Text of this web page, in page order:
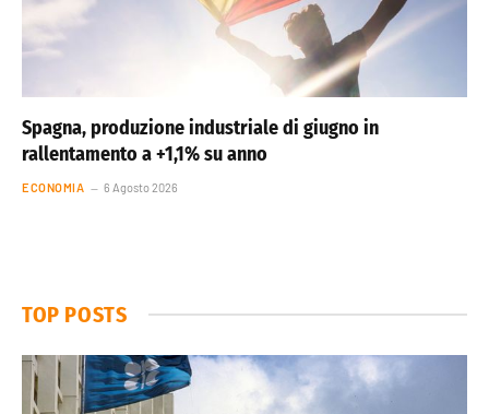
Spagna, produzione industriale di giugno in
rallentamento a +1,1% su anno
ECONOMIA 6 Agosto 2026
TOP POSTS